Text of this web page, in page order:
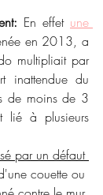
En effet une
en 2013, a
multipliait par
inattendue du
de moins de 3
lié à plusieurs
par un défaut
couette ou